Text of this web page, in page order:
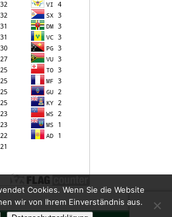
Cookies. Wenn Sie die Website
wir von Ihrem Einverständnis aus.